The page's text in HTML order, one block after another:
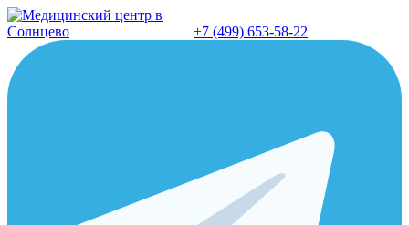
Перейти
к
содержанию
+7 (499) 653-58-22